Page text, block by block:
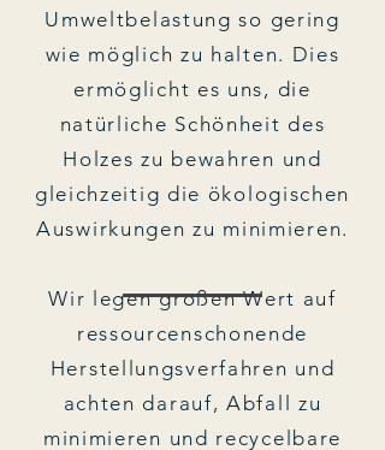
Umweltbelastung so gering
wie möglich zu halten. Dies
ermöglicht es uns, die
natürliche Schönheit des
Holzes zu bewahren und
gleichzeitig die ökologischen
Auswirkungen zu minimieren.
Wir legen großen Wert auf
ressourcenschonende
Herstellungsverfahren und
achten darauf, Abfall zu
minimieren und recycelbare